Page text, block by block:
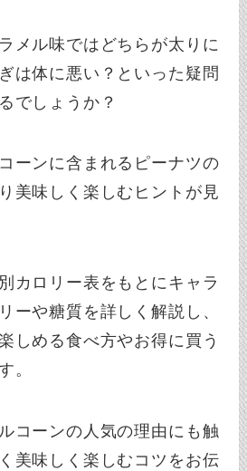
メル味ではどちらが太りに
は体に悪い？といった疑問
でしょうか？
ーンに含まれるピーナツの
美味しく楽しむヒントが見
カロリー表をもとにキャラ
ーや糖質を詳しく解説し、
しめる食べ方やお得に買う
。
コーンの人気の理由にも触
美味しく楽しむコツをお伝